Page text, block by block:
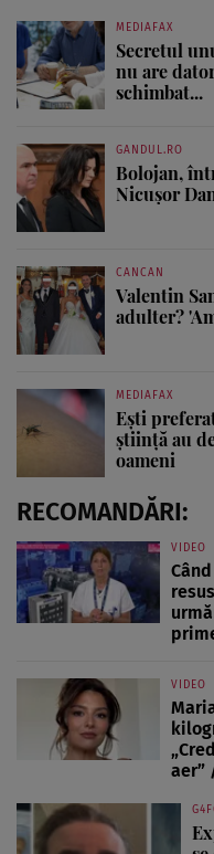
MEDIAFAX
Secretul
nu are
schimbat...
GANDUL.RO
Bolojan,
Nicușor
CANCAN
Valentin
adulter?
MEDIAFAX
Ești
știință au
oameni
RECOMANDĂRI:
VIDEO
VIDEO
aer”